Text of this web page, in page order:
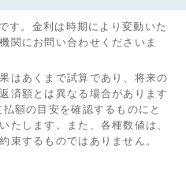
す。金利は時期により変動いた
関にお問い合わせくださいま
はあくまで試算であり、将来の
済額とは異なる場合があります
額の目安を確認するものにと
たします。また、各種数値は、
束するものではありません。